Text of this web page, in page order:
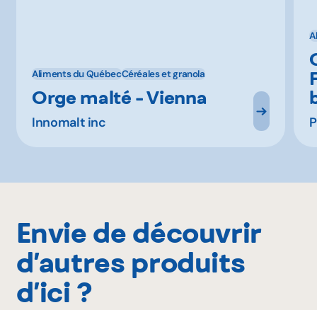
Aliments du QuébecCéréales et granola
Orge malté - Vienna
Innomalt inc
Envie de découvrir
d’autres produits
d’ici ?